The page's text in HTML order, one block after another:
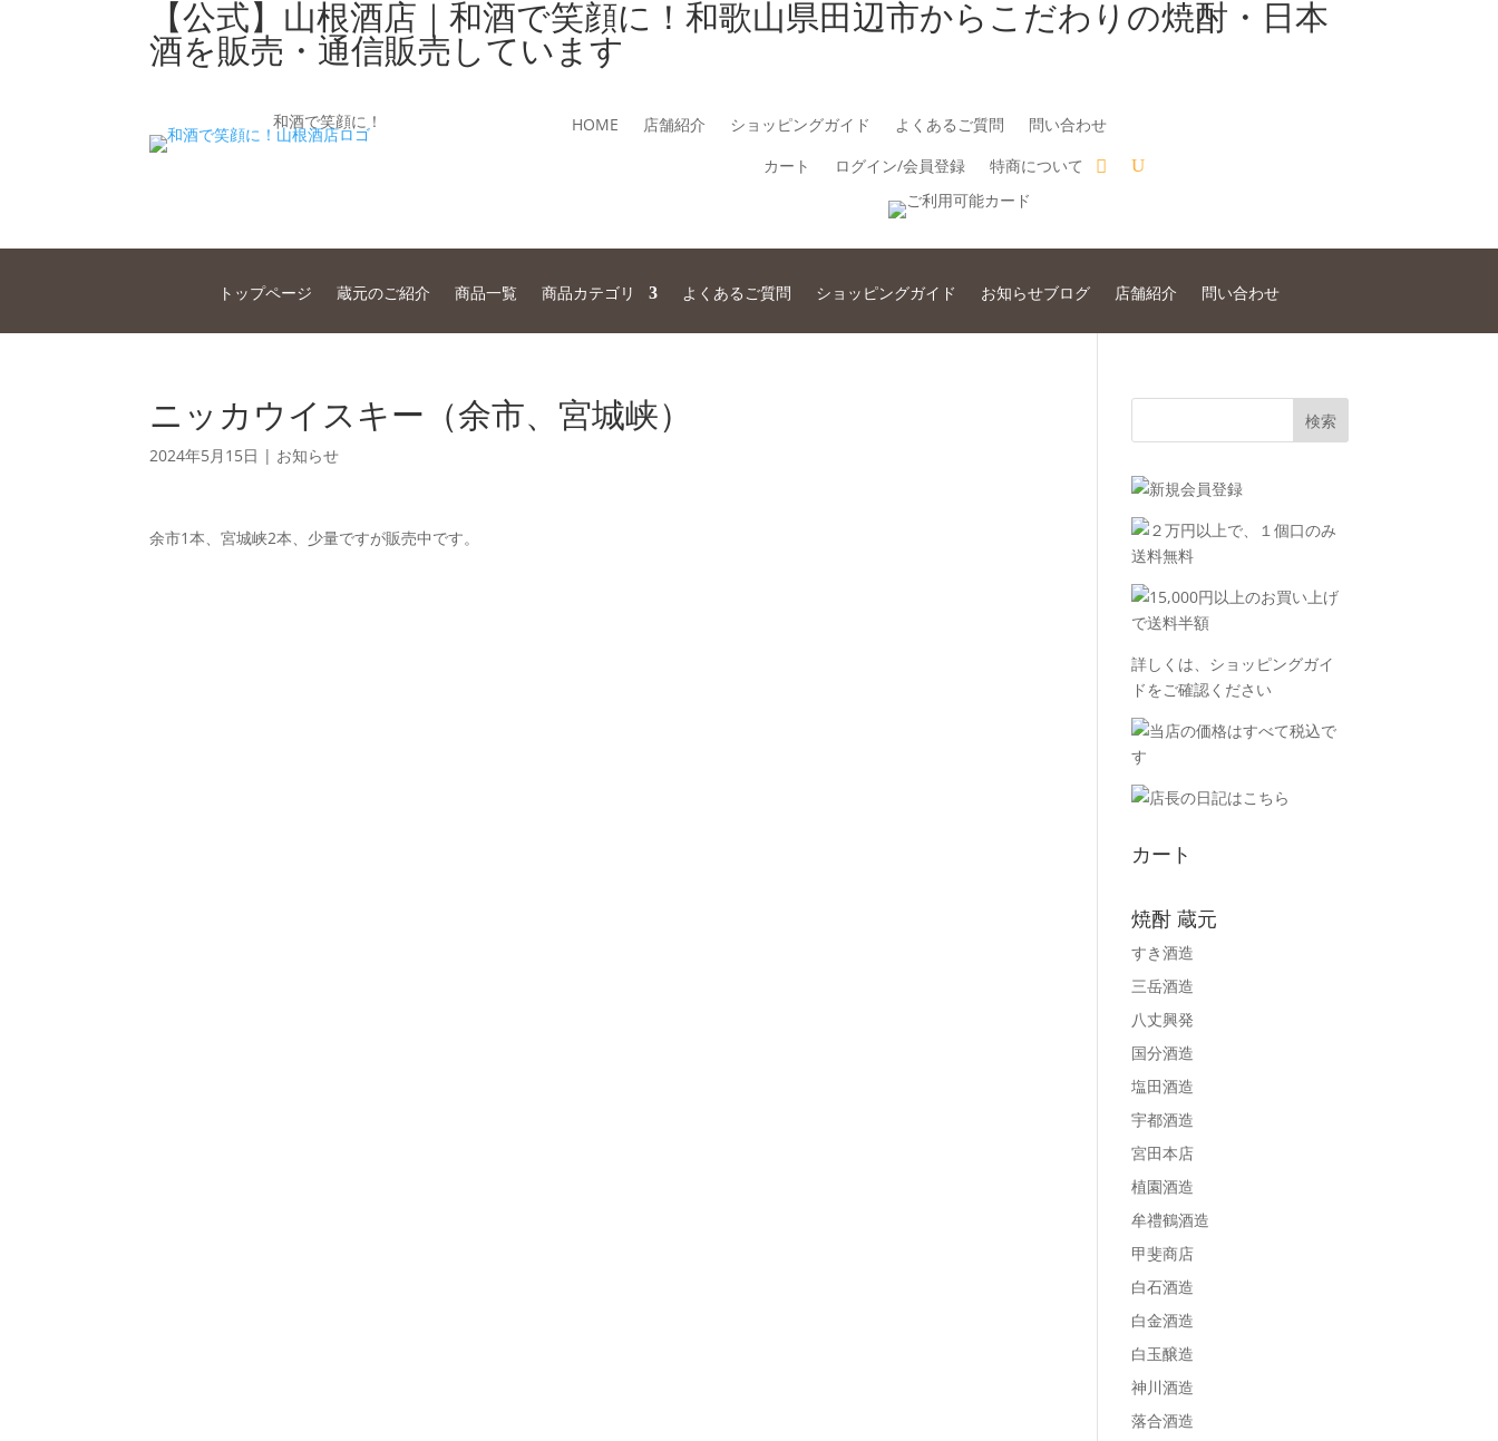
【公式】山根酒店｜和酒で笑顔に！和歌山県田辺市からこだわりの焼酎・日本
酒を販売・通信販売しています
和酒で笑顔に！ HOME 店舗紹介 ショッピングガイド よくあるご質問
問い合わせ
カート
ログイン/会員登録 特商について
トップページ 蔵元のご紹介 商品一覧 商品カテゴリ よくあるご質問 ショッピングガイド お知らせブログ 店舗紹介 問い合わせ
ニッカウイスキー（余市、宮城峡）
2024年5月15日 | お知らせ
余市1本、宮城峡2本、少量ですが販売中です。
詳しくは、 ショッピングガイ
ドをご確認ください
カート
焼酎 蔵元
すき酒造
三岳酒造
八丈興発
国分酒造
塩田酒造
宇都酒造
宮田本店
植園酒造
牟禮鶴酒造
甲斐商店
白石酒造
白金酒造
白玉醸造
神川酒造
落合酒造